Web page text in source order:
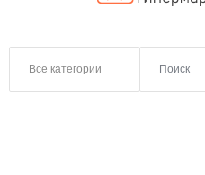
Все категории